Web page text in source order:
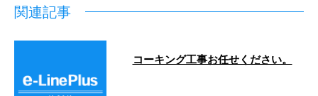
関連記事
コーキング工事お任せください。